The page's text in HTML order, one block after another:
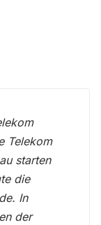
Telekom
starten
die
In
der